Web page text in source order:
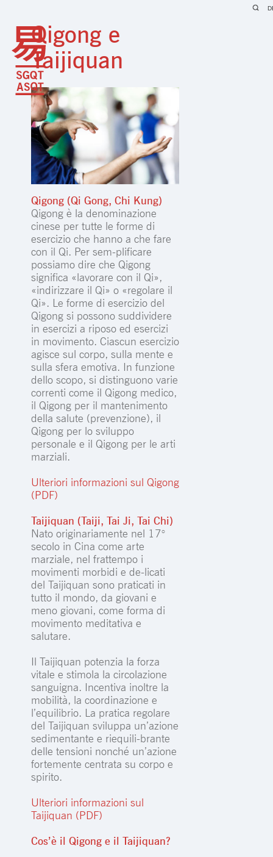
Qigong e
Taijiquan
Qigong (Qi Gong, Chi Kung)
Qigong è la denominazione
cinese per tutte le forme di
esercizio che hanno a che fare
con il Qi. Per sem-plificare
possiamo dire che Qigong
significa «lavorare con il Qi»,
«indirizzare il Qi» o «regolare il
Qi». Le forme di esercizio del
Qigong si possono suddividere
in esercizi a riposo ed esercizi
in movimento. Ciascun esercizio
agisce sul corpo, sulla mente e
sulla sfera emotiva. In funzione
dello scopo, si distinguono varie
correnti come il Qigong medico,
il Qigong per il mantenimento
della salute (prevenzione), il
Qigong per lo sviluppo
personale e il Qigong per le arti
marziali.
Ulteriori informazioni sul Qigong
(PDF)
Taijiquan (Taiji, Tai Ji, Tai Chi)
Nato originariamente nel 17°
secolo in Cina come arte
marziale, nel frattempo i
movimenti morbidi e de-licati
del Taijiquan sono praticati in
tutto il mondo, da giovani e
meno giovani, come forma di
movimento meditativa e
salutare.
Il Taijiquan potenzia la forza
vitale e stimola la circolazione
sanguigna. Incentiva inoltre la
mobilità, la coordinazione e
l’equilibrio. La pratica regolare
del Taijiquan sviluppa un’azione
sedimentante e riequili-brante
delle tensioni nonché un’azione
fortemente centrata su corpo e
spirito.
Ulteriori informazioni sul
Taijiquan (PDF)
Cos’è il Qigong e il Taijiquan?